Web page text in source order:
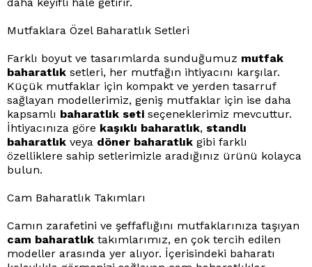
Mutfaklara Özel Baharatlık Setleri
Farklı boyut ve tasarımlarda sunduğumuz mutfak
baharatlık setleri, her mutfağın ihtiyacını karşılar.
Küçük mutfaklar için kompakt ve yerden tasarruf
sağlayan modellerimiz, geniş mutfaklar için ise daha
kapsamlı baharatlık seti seçeneklerimiz mevcuttur.
İhtiyacınıza göre kaşıklı baharatlık, standlı
baharatlık veya döner baharatlık gibi farklı
özelliklere sahip setlerimizle aradığınız ürünü kolayca
bulun.
Cam Baharatlık Takımları
Camın zarafetini ve şeffaflığını mutfaklarınıza taşıyan
cam baharatlık takımlarımız, en çok tercih edilen
modeller arasında yer alıyor. İçerisindeki baharatı